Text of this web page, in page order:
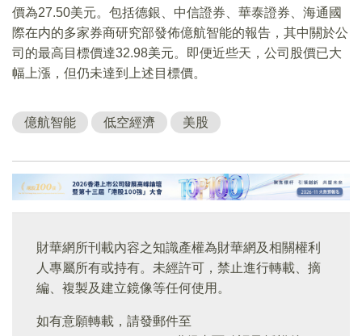
價為27.50美元。包括德銀、中信證券、華泰證券、海通國
際在内的多家券商研究部發佈億航智能的報告，其中關於公
司的最高目標價達32.98美元。即便近些天，公司股價已大
幅上漲，但仍未達到上述目標價。
億航智能 低空經濟 美股
財華網所刊載內容之知識產權為財華網及相關權利
人專屬所有或持有。未經許可，禁止進行轉載、摘
編、複製及建立鏡像等任何使用。
如有意願轉載，請發郵件至